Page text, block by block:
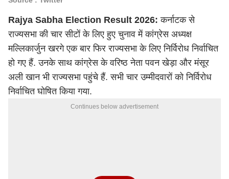
Rajya Sabha Election Result 2026: कर्नाटक से
राज्यसभा की चार सीटों के लिए हुए चुनाव में कांग्रेस अध्यक्ष
मल्लिकार्जुन खरगे एक बार फिर राज्यसभा के लिए निर्विरोध निर्वाचित
हो गए हैं. उनके साथ कांग्रेस के वरिष्ठ नेता पवन खेड़ा और मंसूर
अली खान भी राज्यसभा पहुंचे हैं. सभी चार उम्मीदवारों को निर्विरोध
निर्वाचित घोषित किया गया.
Continues below advertisement